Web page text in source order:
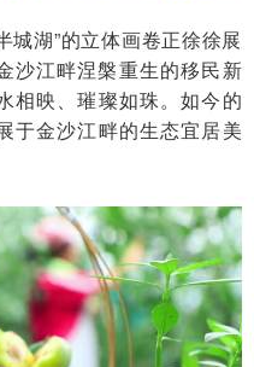
城湖”的立体画卷正徐徐展
江畔涅槃重生的移民新
相映、璀璨如珠。如今的
于金沙江畔的生态宜居美